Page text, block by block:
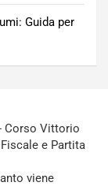
Guida per
Corso Vittorio
e Partita
viene